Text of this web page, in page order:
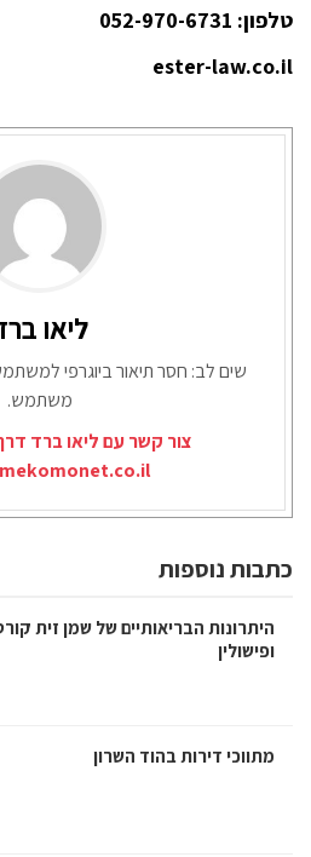
טלפון: 052-970-6731
ester-law.co.il
ליאו
שים לב: חסר תיאור ביוגרפי
משתמש.
צור קשר עם ליאו ברד
כתבות נוספות
היתרונות הבריאותיים של שמן זית
ופישולין
מתווכי דירות בהוד השרון